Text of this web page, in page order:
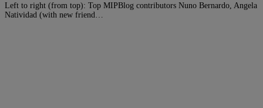
Left to right (from top): Top MIPBlog contributors Nuno Bernardo, Angela
Natividad (with new friend…